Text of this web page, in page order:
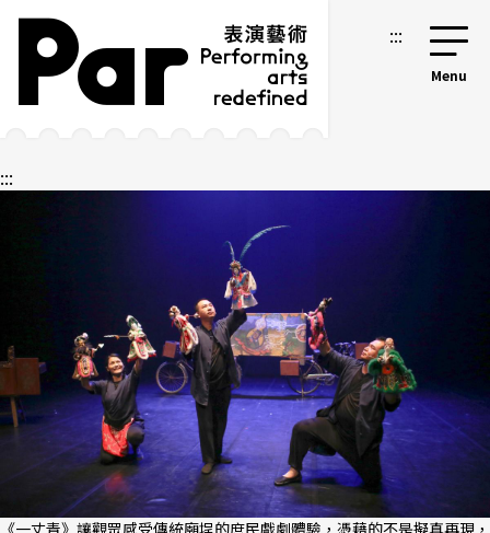
跳到主要內容區塊
網站導覽 :::
:::
《一丈青》讓觀眾感受傳統廟埕的庶民戲劇體驗，憑藉的不是擬真再現，